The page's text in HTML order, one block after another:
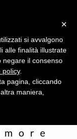
×
si avvalgono
alle finalità illustrate
negare il consenso
policy.
pagina, cliccando
maniera,